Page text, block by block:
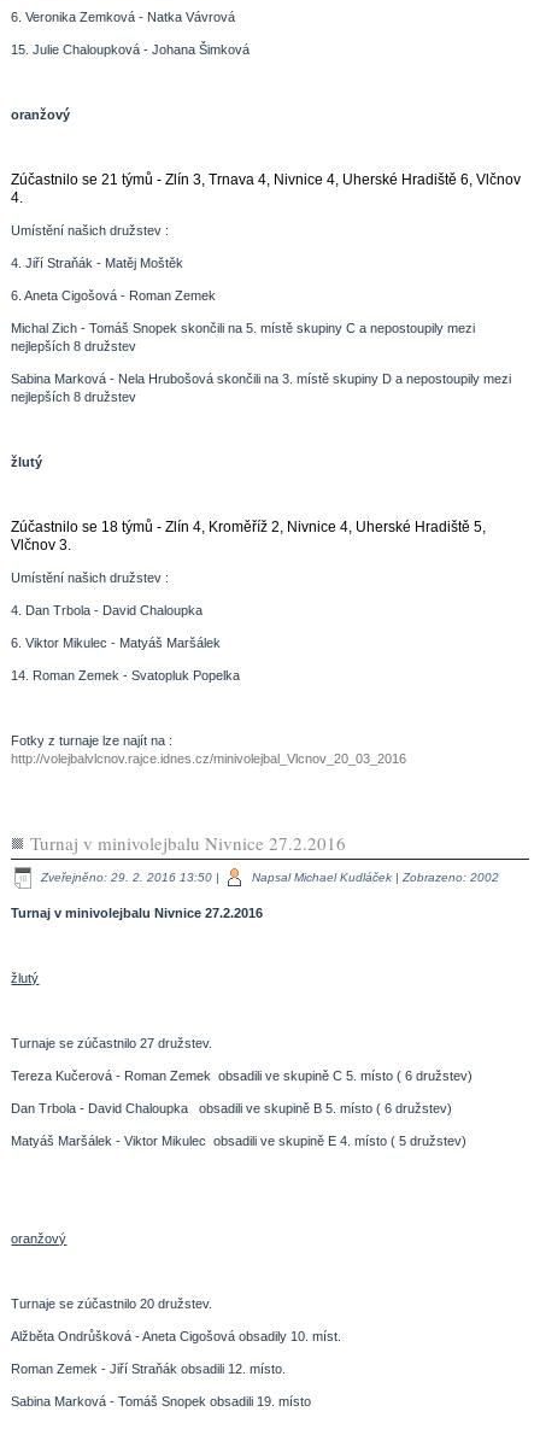
6. Veronika Zemková - Natka Vávrová
15. Julie Chaloupková - Johana Šimková
oranžový
Zúčastnilo se21 týmů - Zlín 3, Trnava 4, Nivnice 4, Uherské Hradiště 6, Vlčnov
4.
Umístění našich družstev :
4. Jiří Straňák - Matěj Moštěk
6. Aneta Cigošová - Roman Zemek
Michal Zich - Tomáš Snopek skončili na 5. místě skupiny C a nepostoupily mezi
nejlepších 8 družstev
Sabina Marková - Nela Hrubošová skončili na 3. místě skupiny D a nepostoupily mezi
nejlepších 8 družstev
žlutý
Zúčastnilo se 18 týmů - Zlín 4, Kroměříž 2, Nivnice 4, Uherské Hradiště 5,
Vlčnov 3.
Umístění našich družstev :
4. Dan Trbola - David Chaloupka
6. Viktor Mikulec - Matyáš Maršálek
14. Roman Zemek - Svatopluk Popelka
Fotky z turnaje lze najít na :
http://volejbalvlcnov.rajce.idnes.cz/minivolejbal_Vlcnov_20_03_2016
Turnaj v minivolejbalu Nivnice 27.2.2016
Zveřejněno: 29. 2. 2016 13:50 | Napsal Michael Kudláček | Zobrazeno: 2002
Turnaj v minivolejbalu Nivnice 27.2.2016
žlutý
Turnaje se zúčastnilo 27 družstev.
Tereza Kučerová - Roman Zemek obsadili ve skupině C 5. místo ( 6 družstev)
Dan Trbola - David Chaloupka obsadili ve skupině B 5. místo ( 6 družstev)
Matyáš Maršálek - Viktor Mikulec obsadili ve skupině E 4. místo ( 5 družstev)
oranžový
Turnaje se zúčastnilo 20 družstev.
Alžběta Ondrůšková - Aneta Cigošová obsadily 10. míst.
Roman Zemek - Jiří Straňák obsadili 12. místo.
Sabina Marková - Tomáš Snopek obsadili 19. místo